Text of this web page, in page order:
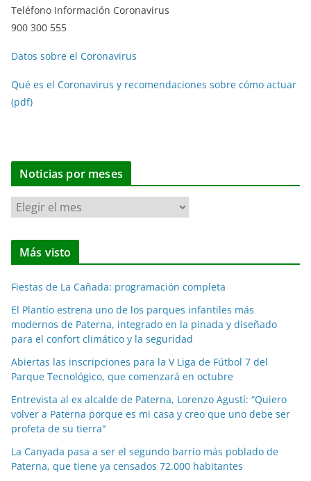
Teléfono Información Coronavirus
900 300 555
Datos sobre el Coronavirus
Qué es el Coronavirus y recomendaciones sobre cómo actuar
(pdf)
Noticias por meses
N
o
t
i
a
s
p
o
r
m
e
s
e
s
Más visto
Fiestas de La Cañada: programación completa
El Plantío estrena uno de los parques infantiles más
modernos de Paterna, integrado en la pinada y diseñado
para el confort climático y la seguridad
Abiertas las inscripciones para la V Liga de Fútbol 7 del
Parque Tecnológico, que comenzará en octubre
Entrevista al ex alcalde de Paterna, Lorenzo Agustí: “Quiero
volver a Paterna porque es mi casa y creo que uno debe ser
profeta de su tierra"
La Canyada pasa a ser el segundo barrio más poblado de
Paterna, que tiene ya censados 72.000 habitantes